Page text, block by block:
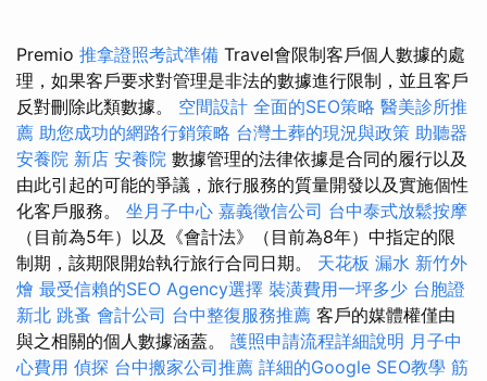
Premio 推拿證照考試準備 Travel會限制客戶個人數據的處
理，如果客戶要求對管理是非法的數據進行限制，並且客戶
反對刪除此類數據。 空間設計 全面的SEO策略 醫美診所推
薦 助您成功的網路行銷策略 台灣土葬的現況與政策 助聽器
安養院 新店 安養院 數據管理的法律依據是合同的履行以及
由此引起的可能的爭議，旅行服務的質量開發以及實施個性
化客戶服務。 坐月子中心 嘉義徵信公司 台中泰式放鬆按摩
（目前為5年）以及《會計法》（目前為8年）中指定的限
制期，該期限開始執行旅行合同日期。 天花板 漏水 新竹外
燴 最受信賴的SEO Agency選擇 裝潢費用一坪多少 台胞證
新北 跳蚤 會計公司 台中整復服務推薦 客戶的媒體權僅由
與之相關的個人數據涵蓋。 護照申請流程詳細說明 月子中
心費用 偵探 台中搬家公司推薦 詳細的Google SEO教學 筋